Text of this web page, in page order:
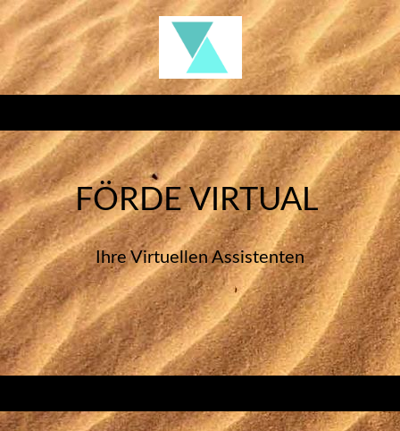
FÖRDE VIRTUAL
Ihre Virtuellen Assistenten